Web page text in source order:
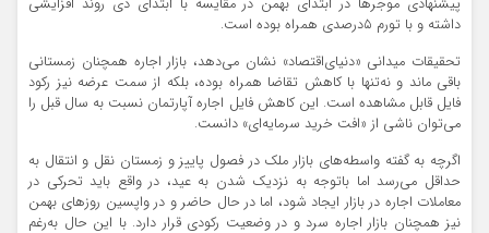
پیشنهادی موجرها در ابتدای بهمن در مقایسه با ابتدای دی روند افزایشی
داشته و با تورم ۵درصدی همراه بوده است.
تحقیقات میدانی «دنیای‌اقتصاد» نشان می‌دهد، بازار اجاره همچنان زمستانی
باقی ماند و نه‌تنها با کاهش تقاضا همراه بوده، بلکه از سمت عرضه نیز رکود
فایل قابل مشاهده است. این کاهش فایل اجاره آپارتمان نسبت به سال قبل را
می‌توان ناشی از «افت خرید سرمایه‌‌‌ای» دانست.
اگرچه به گفته واسطه‌‌‌های بازار ملک در فصول پاییز و زمستان نقل و انتقال به
حداقل می‌رسد اما باتوجه به نزدیک شدن به عید، در واقع باید تحرکی در
معاملات اجاره در بازار ایجاد شود، اما در حال حاضر و در واپسین روزهای بهمن
نیز همچنان بازار اجاره سرد و در وضعیت رکودی قرار دارد. با این حال به‌رغم